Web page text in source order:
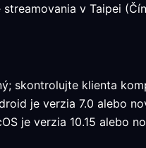
v Taipei
skontrolujte klienta
je verzia 7.0 alebo
je verzia 10.15 alebo